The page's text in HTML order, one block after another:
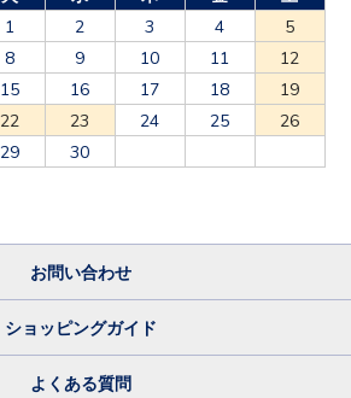
1
2 3 4
5
8 9 10 11
12
15 16 17 18
19
22 23 24 25
26
29 30
お問い合わせ
ショッピングガイド
よくある質問